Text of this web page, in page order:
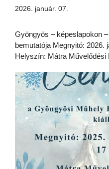
2026. január. 07.
Gyöngyös – képeslapokon
bemutatója Megnyitó: 2026.
Helyszín: Mátra Művelődési